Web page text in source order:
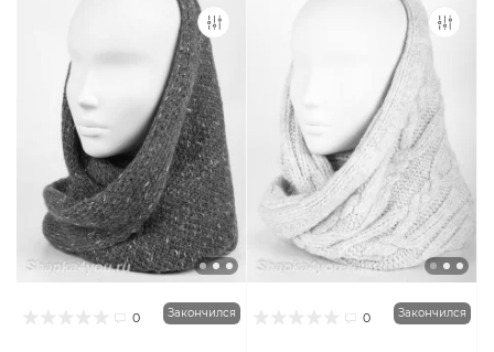
0 Закончился 0 Закончился